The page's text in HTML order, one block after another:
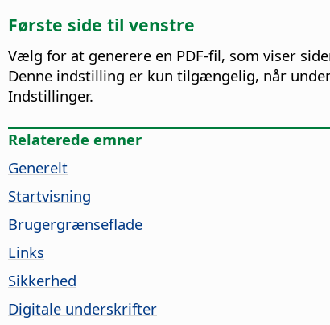
Første side til venstre
Vælg for at generere en PDF-fil, som viser
Denne indstilling er kun tilgængelig, når
Indstillinger.
Relaterede emner
Generelt
Startvisning
Brugergrænseflade
Links
Sikkerhed
Digitale underskrifter